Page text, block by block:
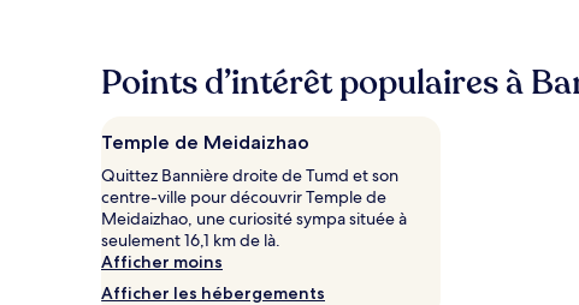
Points d’intérêt populaires à
Temple de Meidaizhao
Quittez Bannière droite de Tumd et son
centre-ville pour découvrir Temple de
Meidaizhao, une curiosité sympa située à
seulement 16,1 km de là.
Afficher moins
Afficher les hébergements